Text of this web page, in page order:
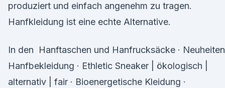
produziert und einfach angenehm zu tragen.
Hanfkleidung ist eine echte Alternative.
In den Hanftaschen und Hanfrucksäcke · Neuheiten
Hanfbekleidung · Ethletic Sneaker | ökologisch |
alternativ | fair · Bioenergetische Kleidung ·